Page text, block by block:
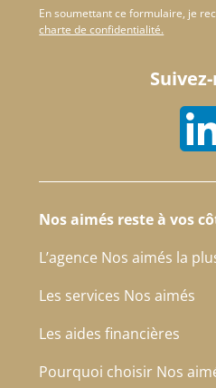
En soumettant ce formulaire, je
charte de confidentialité.
Nos aimés reste à vos
L’agence Nos aimés la
Les services Nos aimés
Les aides financières
Pourquoi choisir Nos